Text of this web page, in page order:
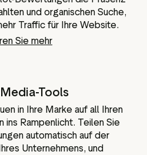
und organischen Suche,
Traffic für Ihre Website.
Sie mehr
Tools
in Ihre Marke auf all Ihren
ins Rampenlicht. Teilen Sie
automatisch auf der
Unternehmens, und